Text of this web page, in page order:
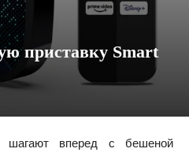
приставку Smart
шагают вперед с бешеной